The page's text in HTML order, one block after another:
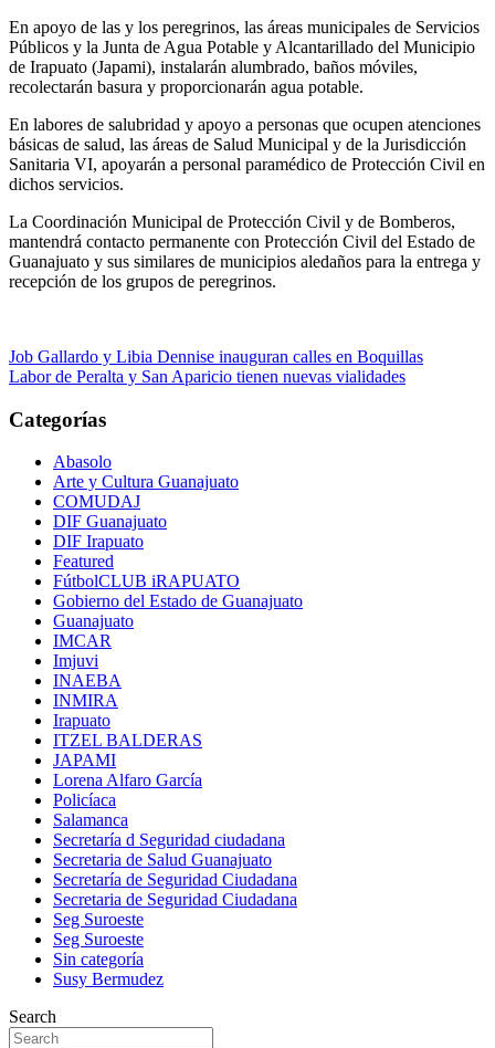
En apoyo de las y los peregrinos, las áreas municipales de Servicios
Públicos y la Junta de Agua Potable y Alcantarillado del Municipio
de Irapuato (Japami), instalarán alumbrado, baños móviles,
recolectarán basura y proporcionarán agua potable.
En labores de salubridad y apoyo a personas que ocupen atenciones
básicas de salud, las áreas de Salud Municipal y de la Jurisdicción
Sanitaria VI, apoyarán a personal paramédico de Protección Civil en
dichos servicios.
La Coordinación Municipal de Protección Civil y de Bomberos,
mantendrá contacto permanente con Protección Civil del Estado de
Guanajuato y sus similares de municipios aledaños para la entrega y
recepción de los grupos de peregrinos.
Navegación
de
entradas
Job Gallardo y Libia Dennise inauguran calles en Boquillas
Labor de Peralta y San Aparicio tienen nuevas vialidades
Categorías
Abasolo
Arte y Cultura Guanajuato
COMUDAJ
DIF Guanajuato
DIF Irapuato
Featured
FútbolCLUB iRAPUATO
Gobierno del Estado de Guanajuato
Guanajuato
IMCAR
Imjuvi
INAEBA
INMIRA
Irapuato
ITZEL BALDERAS
JAPAMI
Lorena Alfaro García
Policíaca
Salamanca
Secretaría d Seguridad ciudadana
Secretaria de Salud Guanajuato
Secretaría de Seguridad Ciudadana
Secretaria de Seguridad Ciudadana
Seg Suroeste
Seg Suroeste
Sin categoría
Susy Bermudez
Search